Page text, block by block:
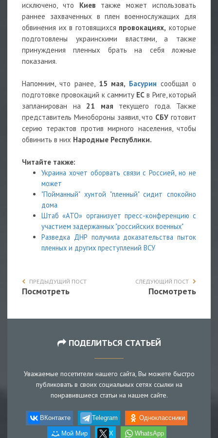
исключено, что Киев также может использовать
раннее захваченных в плен военнослужащих для
обвинения их в готовящихся провокациях, которые
подготовлены украинскими властями, а также
принуждения пленных брать на себя ложные
показания.
Напомним, что ранее, 15 мая, Басурин сообщал о
подготовке провокаций к саммиту ЕС в Риге, который
запланирован на 21 мая текущего года. Также
представитель Минобороны заявил, что СБУ готовит
серию терактов против мирного населения, чтобы
обвинить в них Народные Республики.
Читайте также:
Украина хочет оборвать связи с Россией, но не
может
"Пойманный" хунтой "пленный" сидит спокойно
дома
Штаб «АТО» организует пресс-конференцию с
участием задержанных "российских военных"
Разведка ДНР получила доказательства пыток
пленных и других преступлений ВСУ
ПРЕДЫДУЩИЙ ПОСТ
Посмотреть
СЛЕДУЮЩИЙ ПОСТ
Посмотреть
ПОДЕЛИТЬСЯ СТАТЬЕЙ
Уважаемые посетители нашего сайта, Вы можете быстро
публиковать в своих социальных сетях ссылки на
понравившиеся статьи на нашем сайте.
ВКонтакте Telegram Одноклассники
Мой Мир X WhatsApp